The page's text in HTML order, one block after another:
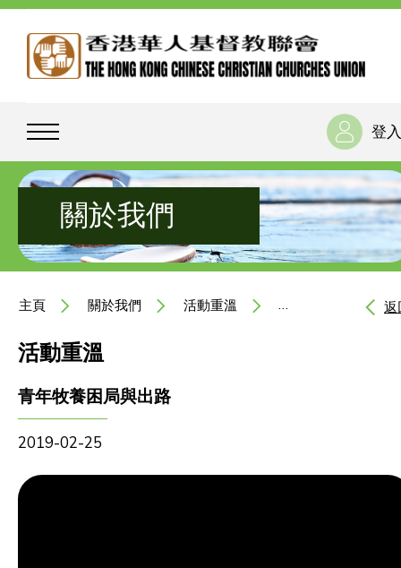
登入
關於我們
主頁 關於我們 活動重溫 青年牧養困局與出路
返
活動重溫
青年牧養困局與出路
2019-02-25